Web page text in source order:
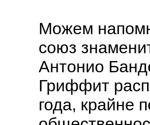
Можем
союз
Антонио
Гриффит
года, крайне